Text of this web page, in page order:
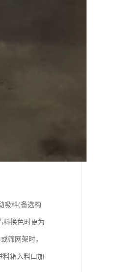
吸料(备选构
料换色时更为
筛网架时，
料箱入料口加